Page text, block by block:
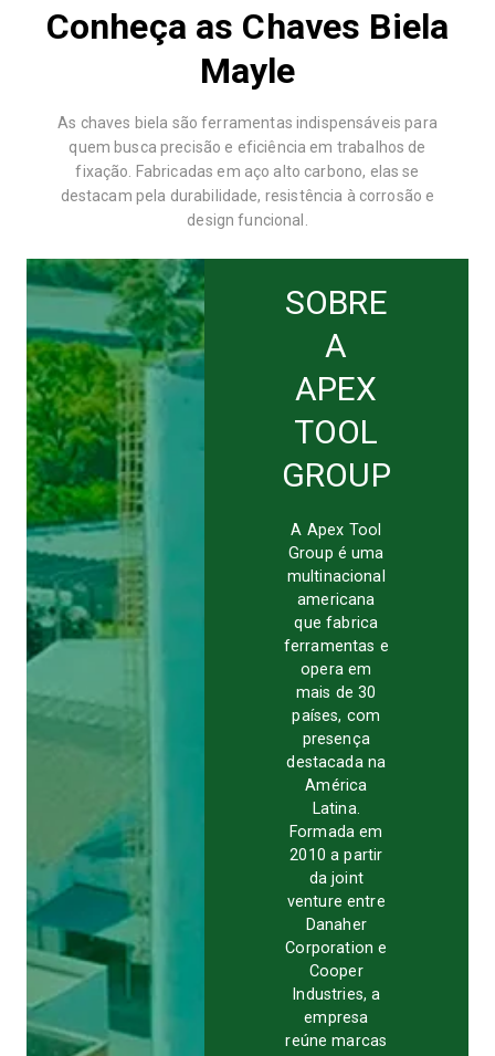
Conheça as Chaves Biela
Mayle
As chaves biela são ferramentas indispensáveis para
quem busca precisão e eficiência em trabalhos de
fixação. Fabricadas em aço alto carbono, elas se
destacam pela durabilidade, resistência à corrosão e
design funcional.
SOBRE
A
APEX
TOOL
GROUP
A Apex Tool
Group é uma
multinacional
americana
que fabrica
ferramentas e
opera em
mais de 30
países, com
presença
destacada na
América
Latina.
Formada em
2010 a partir
da joint
venture entre
Danaher
Corporation e
Cooper
Industries, a
empresa
reúne marcas